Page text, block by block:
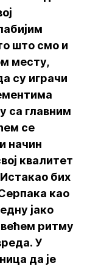
што смо и
месту,
су играчи
са главним
се
начин
квалитет
бих
као
јако
ритму
У
да је